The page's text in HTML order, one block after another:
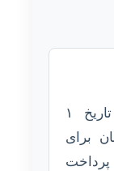
فرض کنید شرکت شما در تاریخ ۱
۱۲,۰۰۰,۰۰۰ تومان برای